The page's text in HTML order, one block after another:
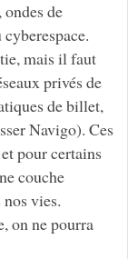
de
mais il faut
privés de
de billet,
Navigo). Ces
pour certains
couche
vies.
on ne pourra